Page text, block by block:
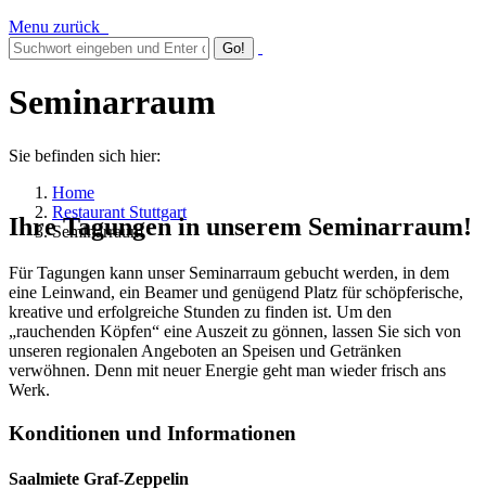
Menu zurück
Seminarraum
Sie befinden sich hier:
Home
Restaurant Stuttgart
Seminarraum
Ihre Tagungen in unserem Seminarraum!
Für Tagungen kann unser Seminarraum gebucht werden, in dem
eine Leinwand, ein Beamer und genügend Platz für schöpferische,
kreative und erfolgreiche Stunden zu finden ist. Um den
„rauchenden Köpfen“ eine Auszeit zu gönnen, lassen Sie sich von
unseren regionalen Angeboten an Speisen und Getränken
verwöhnen. Denn mit neuer Energie geht man wieder frisch ans
Werk.
Konditionen und Informationen
Saalmiete Graf-Zeppelin